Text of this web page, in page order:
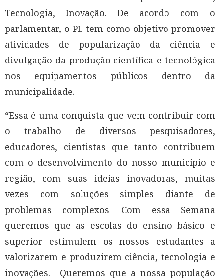
Tecnologia, Inovação. De acordo com o
parlamentar, o PL tem como objetivo promover
atividades de popularização da ciência e
divulgação da produção científica e tecnológica
nos equipamentos públicos dentro da
municipalidade.
“Essa é uma conquista que vem contribuir com
o trabalho de diversos pesquisadores,
educadores, cientistas que tanto contribuem
com o desenvolvimento do nosso município e
região, com suas ideias inovadoras, muitas
vezes com soluções simples diante de
problemas complexos. Com essa Semana
queremos que as escolas do ensino básico e
superior estimulem os nossos estudantes a
valorizarem e produzirem ciência, tecnologia e
inovações. Queremos que a nossa população